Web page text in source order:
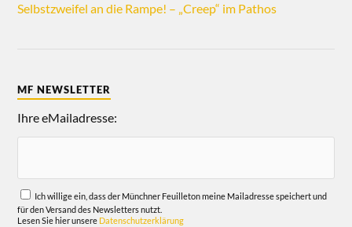
Selbstzweifel an die Rampe! – „Creep“ im Pathos
MF NEWSLETTER
Ihre eMailadresse:
Ich willige ein, dass der Münchner Feuilleton meine Mailadresse speichert und
für den Versand des Newsletters nutzt.
Lesen Sie hier unsere Datenschutzerklärung